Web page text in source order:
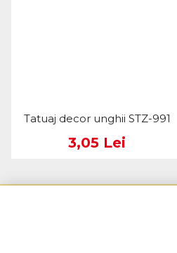
Tatuaj decor unghii STZ-991
3,05 Lei